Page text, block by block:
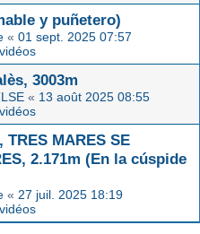
y puñetero)
« 01 sept. 2025 07:57
3003m
« 13 août 2025 08:55
TRES MARES SE
2.171m (En la cúspide
« 27 juil. 2025 18:19